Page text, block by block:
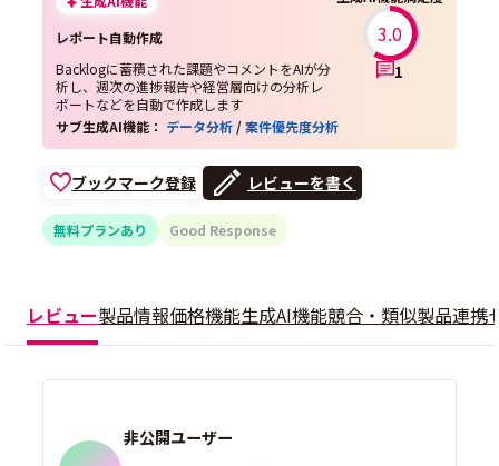
レポート自動作成
Backlogに蓄積された課題やコメントをAIが分
析し、週次の進捗報告や経営層向けの分析レ
ポートなどを自動で作成します
3.0
1
サブ生成AI機能： データ分析 /案件優先度分析
ブックマーク登録 レビューを書く
無料プランあり Good Response
レビュー製品情報価格機能生成AI機能競合・類似製品連携
非公開ユーザー